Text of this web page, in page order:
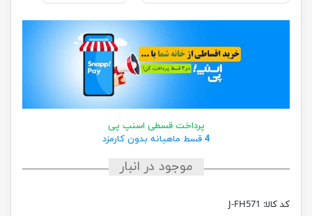
پرداخت قسطی اسنپ پی
4 قسط ماهیانه بدون کارمزد
موجود در انبار
کد کالا: J-FH571